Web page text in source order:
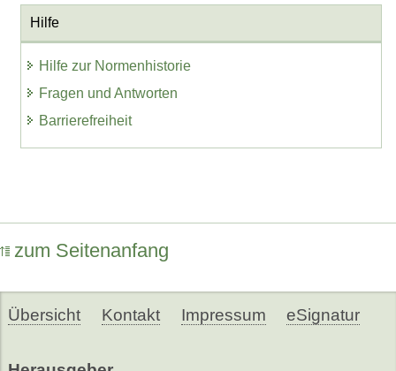
Hilfe
Hilfe zur Normenhistorie
Fragen und Antworten
Barrierefreiheit
zum Seitenanfang
Übersicht Kontakt Impressum eSignatur